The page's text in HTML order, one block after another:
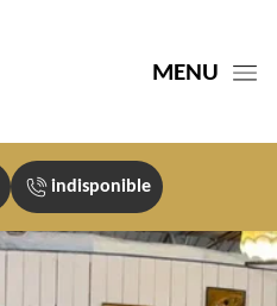
MENU
indisponible